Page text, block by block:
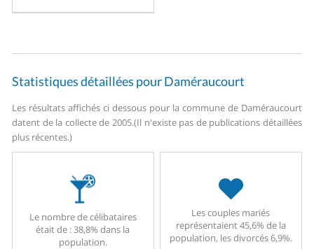
Statistiques détaillées pour Daméraucourt
Les résultats affichés ci dessous pour la commune de Daméraucourt
datent de la collecte de 2005.(Il n'existe pas de publications détaillées
plus récentes.)
Le nombre de célibataires
était de : 38,8% dans la
population.
Les couples mariés
représentaient 45,6% de la
population, les divorcés 6,9%.